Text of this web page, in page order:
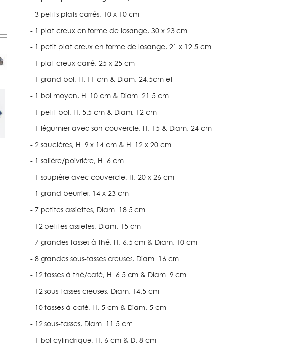
- 3 petits plats carrés, 10 x 10 cm
- 1 plat creux en forme de losange, 30 x 23 cm
- 1 petit plat creux en forme de losange, 21 x 12.5 cm
- 1 plat creux carré, 25 x 25 cm
- 1 grand bol, H. 11 cm & Diam. 24.5cm et
- 1 bol moyen, H. 10 cm & Diam. 21.5 cm
- 1 petit bol, H. 5.5 cm & Diam. 12 cm
- 1 légumier avec son couvercle, H. 15 & Diam. 24 cm
- 2 saucières, H. 9 x 14 cm & H. 12 x 20 cm
- 1 salière/poivrière, H. 6 cm
- 1 soupière avec couvercle, H. 20 x 26 cm
- 1 grand beurrier, 14 x 23 cm
- 7 petites assiettes, Diam. 18.5 cm
- 12 petites assietes, Diam. 15 cm
- 7 grandes tasses à thé, H. 6.5 cm & Diam. 10 cm
- 8 grandes sous-tasses creuses, Diam. 16 cm
- 12 tasses à thé/café, H. 6.5 cm & Diam. 9 cm
- 12 sous-tasses creuses, Diam. 14.5 cm
- 10 tasses à café, H. 5 cm & Diam. 5 cm
- 12 sous-tasses, Diam. 11.5 cm
- 1 bol cylindrique, H. 6 cm & D. 8 cm